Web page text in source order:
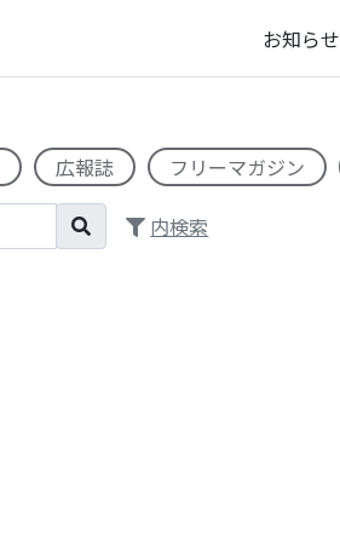
お知らせ
広報誌 フリーマガジン
内検索